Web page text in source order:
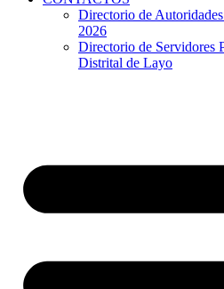
Directorio de
2026
Directorio de Servidores
Distrital de Layo